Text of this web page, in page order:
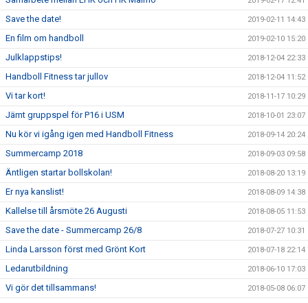
Save the date! 2019-02-11 14:43
En film om handboll 2019-02-10 15:20
Julklappstips! 2018-12-04 22:33
Handboll Fitness tar jullov 2018-12-04 11:52
Vi tar kort! 2018-11-17 10:29
Jämt gruppspel för P16 i USM 2018-10-01 23:07
Nu kör vi igång igen med Handboll Fitness 2018-09-14 20:24
Summercamp 2018 2018-09-03 09:58
Äntligen startar bollskolan! 2018-08-20 13:19
Er nya kanslist! 2018-08-09 14:38
Kallelse till årsmöte 26 Augusti 2018-08-05 11:53
Save the date - Summercamp 26/8 2018-07-27 10:31
Linda Larsson först med Grönt Kort 2018-07-18 22:14
Ledarutbildning 2018-06-10 17:03
Vi gör det tillsammans! 2018-05-08 06:07